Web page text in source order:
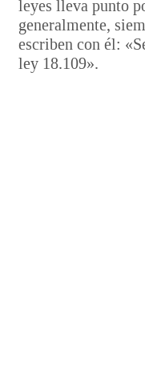
leyes lleva punto
generalmente,
escriben con él:
ley 18.109».